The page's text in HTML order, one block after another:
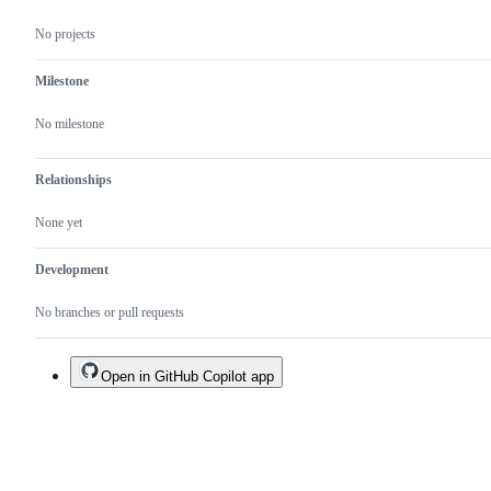
No projects
Milestone
No milestone
Relationships
None yet
Development
No branches or pull requests
Open in GitHub Copilot app